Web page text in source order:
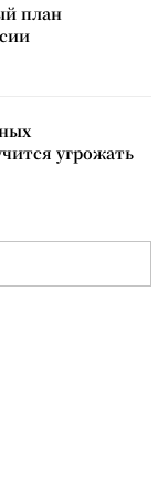
план
угрожать